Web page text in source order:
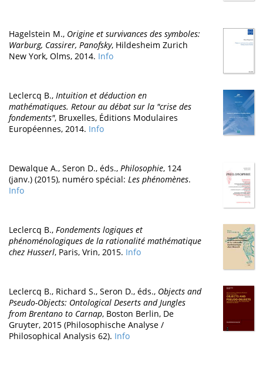
Hagelstein M., Origine et survivances des symboles:
Warburg, Cassirer, Panofsky, Hildesheim Zurich
New York, Olms, 2014. Info
Leclercq B., Intuition et déduction en
mathématiques. Retour au débat sur la "crise des
fondements", Bruxelles, Éditions Modulaires
Européennes, 2014. Info
Dewalque A., Seron D., éds., Philosophie, 124
(janv.) (2015), numéro spécial: Les phénomènes.
Info
Leclercq B., Fondements logiques et
phénoménologiques de la rationalité mathématique
chez Husserl, Paris, Vrin, 2015. Info
Leclercq B., Richard S., Seron D., éds., Objects and
Pseudo-Objects: Ontological Deserts and Jungles
from Brentano to Carnap, Boston Berlin, De
Gruyter, 2015 (Philosophische Analyse /
Philosophical Analysis 62). Info